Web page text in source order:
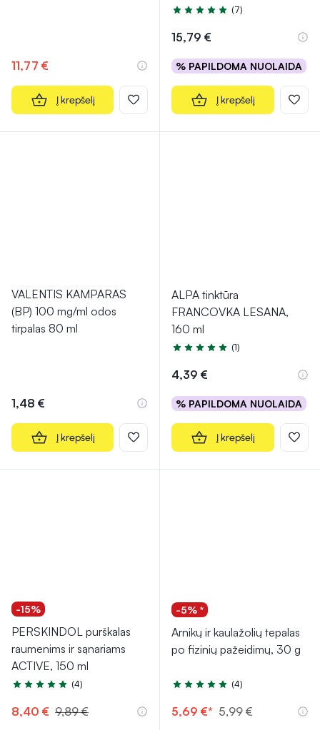
11,77 €
Į krepšelį
Įvertinimas 5.0 iš 5
(7)
15,79 €
% PAPILDOMA NUOLAIDA
Į krepšelį
VALENTIS KAMPARAS
(BP) 100 mg/ml odos
tirpalas 80 ml
1,48 €
Į krepšelį
ALPA tinktūra
FRANCOVKA LESANA,
160 ml
Įvertinimas 5.0 iš 5
(1)
4,39 €
% PAPILDOMA NUOLAIDA
Į krepšelį
-15%
PERSKINDOL purškalas
raumenims ir sąnariams
ACTIVE, 150 ml
Įvertinimas 4.8 iš 5
(4)
8,40 € 9,89 €
-5% *
Arnikų ir kaulažolių tepalas
po fizinių pažeidimų, 30 g
Įvertinimas 5.0 iš 5
(4)
5,69 €* 5,99 €